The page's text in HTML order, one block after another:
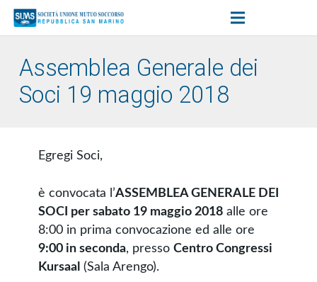
Assemblea Generale dei
Soci 19 maggio 2018
Egregi Soci,
è convocata l’ASSEMBLEA GENERALE DEI
SOCI per sabato 19 maggio 2018 alle ore
8:00 in prima convocazione ed alle ore
9:00 in seconda, presso Centro Congressi
Kursaal (Sala Arengo).